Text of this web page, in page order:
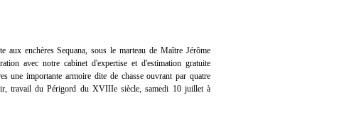
aux enchères Sequana, sous le marteau de Maître Jérôme
avec notre cabinet d'expertise et d'estimation gratuite
une importante armoire dite de chasse ouvrant par quatre
travail du Périgord du XVIIIe siècle, samedi 10 juillet à